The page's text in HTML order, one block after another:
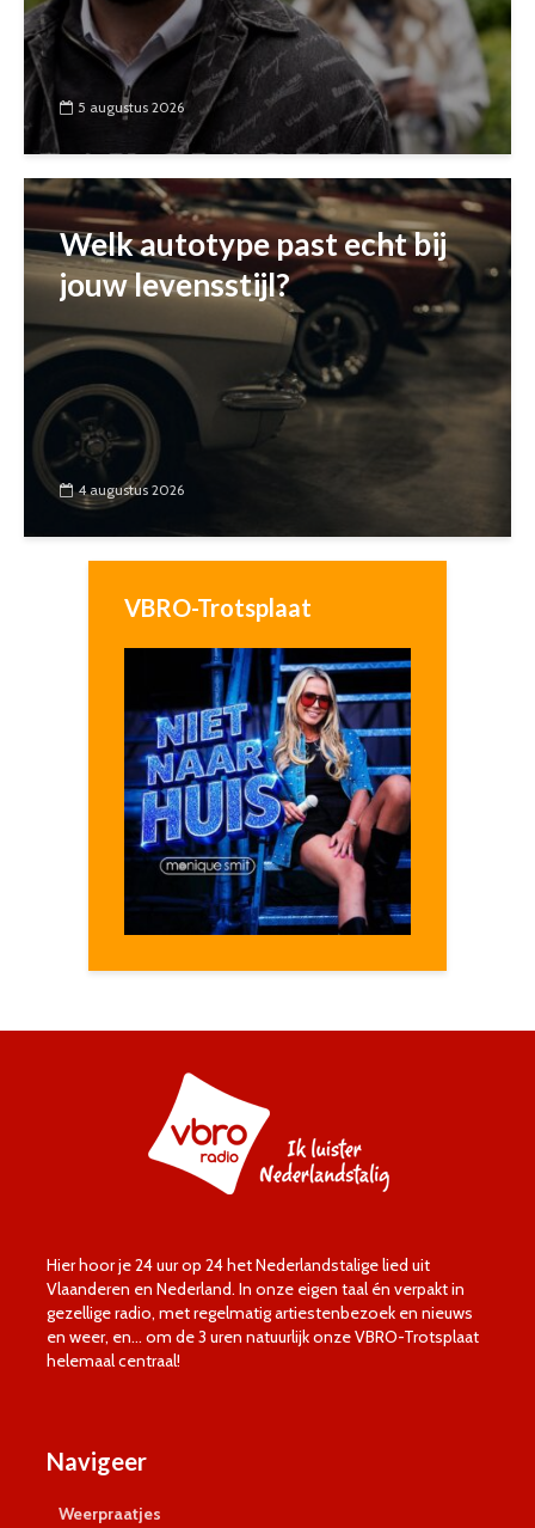
5 augustus 2026
Welk autotype past echt bij
jouw levensstijl?
4 augustus 2026
VBRO-Trotsplaat
Hier hoor je 24 uur op 24 het Nederlandstalige lied uit
Vlaanderen en Nederland. In onze eigen taal én verpakt in
gezellige radio, met regelmatig artiestenbezoek en nieuws
en weer, en… om de 3 uren natuurlijk onze VBRO-Trotsplaat
helemaal centraal!
Navigeer
Weerpraatjes